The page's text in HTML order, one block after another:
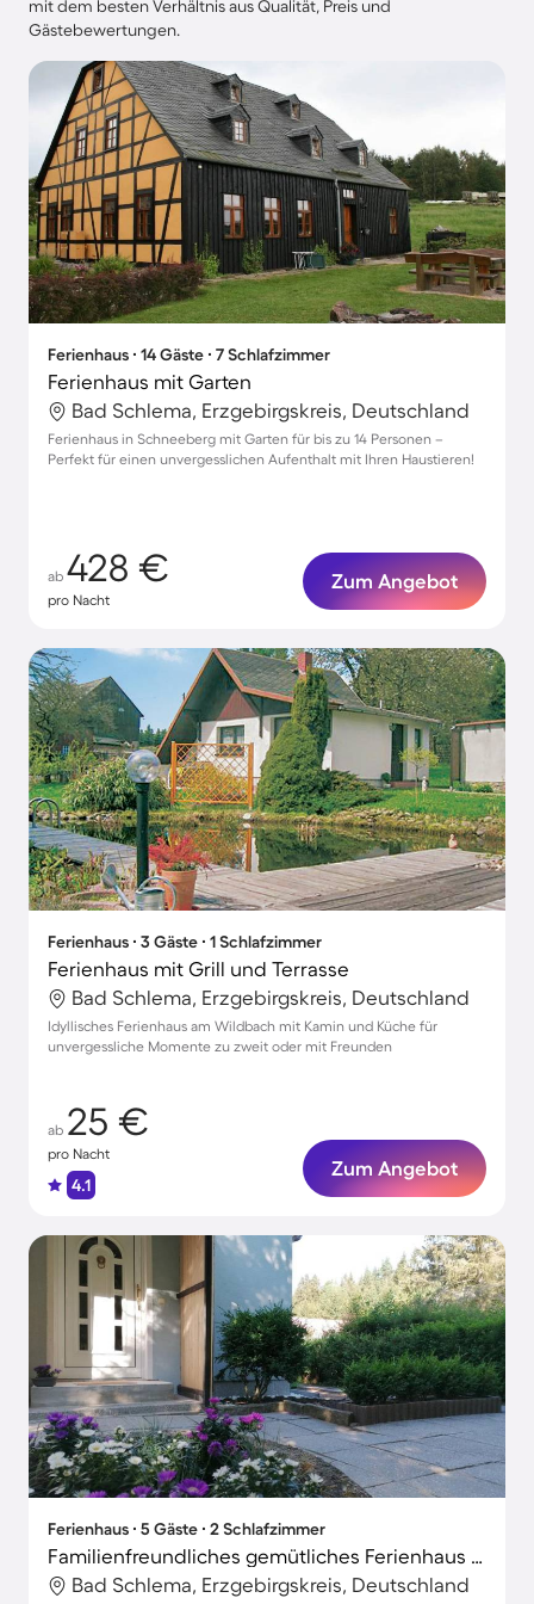
mit dem besten Verhältnis aus Qualität, Preis und
Gästebewertungen.
Ferienhaus ∙ 14 Gäste ∙ 7 Schlafzimmer
Ferienhaus mit Garten
Bad Schlema, Erzgebirgskreis, Deutschland
Ferienhaus in Schneeberg mit Garten für bis zu 14 Personen –
Perfekt für einen unvergesslichen Aufenthalt mit Ihren Haustieren!
ab 428 €
pro Nacht
Zum Angebot
Ferienhaus ∙ 3 Gäste ∙ 1 Schlafzimmer
Ferienhaus mit Grill und Terrasse
Bad Schlema, Erzgebirgskreis, Deutschland
Idyllisches Ferienhaus am Wildbach mit Kamin und Küche für
unvergessliche Momente zu zweit oder mit Freunden
ab 25 €
pro Nacht
4.1
Zum Angebot
Ferienhaus ∙ 5 Gäste ∙ 2 Schlafzimmer
Familienfreundliches gemütliches Ferienhaus mit Terrasse, Sauna und Grill | Ideal für Homeoffice
Bad Schlema, Erzgebirgskreis, Deutschland